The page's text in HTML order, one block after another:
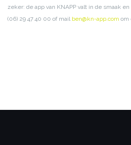
zeker: de app van KNAPP valt in de smaak
(06) 29 47 40 00 of mail ben@kn-app.com om